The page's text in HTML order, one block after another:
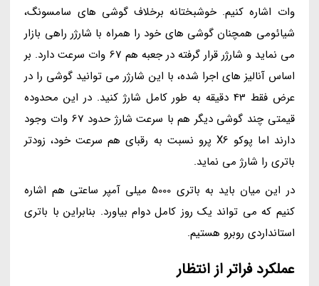
وات اشاره کنیم. خوشبختانه برخلاف گوشی های سامسونگ،
شیائومی همچنان گوشی های خود را همراه با شارژر راهی بازار
می نماید و شارژر قرار گرفته در جعبه هم 67 وات سرعت دارد. بر
اساس آنالیز های اجرا شده، با این شارژر می توانید گوشی را در
عرض فقط 43 دقیقه به طور کامل شارژ کنید. در این محدوده
قیمتی چند گوشی دیگر هم با سرعت شارژ حدود 67 وات وجود
دارند اما پوکو X6 پرو نسبت به رقبای هم سرعت خود، زودتر
باتری را شارژ می نماید.
در این میان باید به باتری 5000 میلی آمپر ساعتی هم اشاره
کنیم که می تواند یک روز کامل دوام بیاورد. بنابراین با باتری
استانداردی روبرو هستیم.
عملکرد فراتر از انتظار